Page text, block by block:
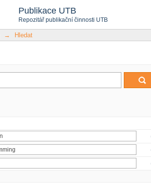
Publikace UTB
Repozitář publikační činnosti UTB
→ Hledat